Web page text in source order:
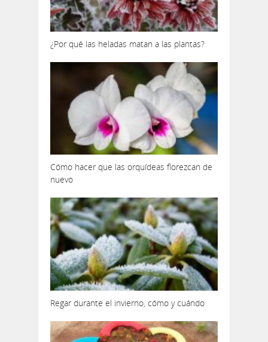
¿Por qué las heladas matan a las plantas?
Cómo hacer que las orquídeas florezcan de
nuevo
Regar durante el invierno, cómo y cuándo